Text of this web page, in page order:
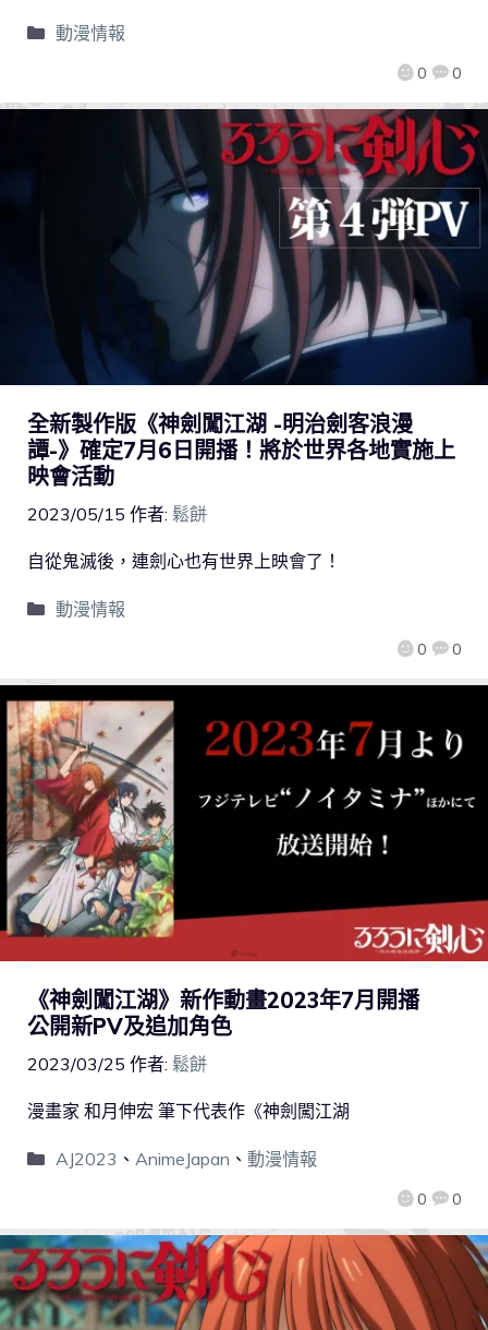
0 0
動漫情報
全新製作版《神劍闖江湖 -明治劍客浪漫
譚-》確定7月6日開播！將於世界各地實施上
映會活動
2023/05/15 作者: 鬆餅
0 0
自從鬼滅後，連劍心也有世界上映會了！
動漫情報
《神劍闖江湖》新作動畫2023年7月開播
公開新PV及追加角色
2023/03/25 作者: 鬆餅
0 0
漫畫家 和月伸宏 筆下代表作《神劍闖江湖
AJ2023 、 AnimeJapan 、 動漫情報